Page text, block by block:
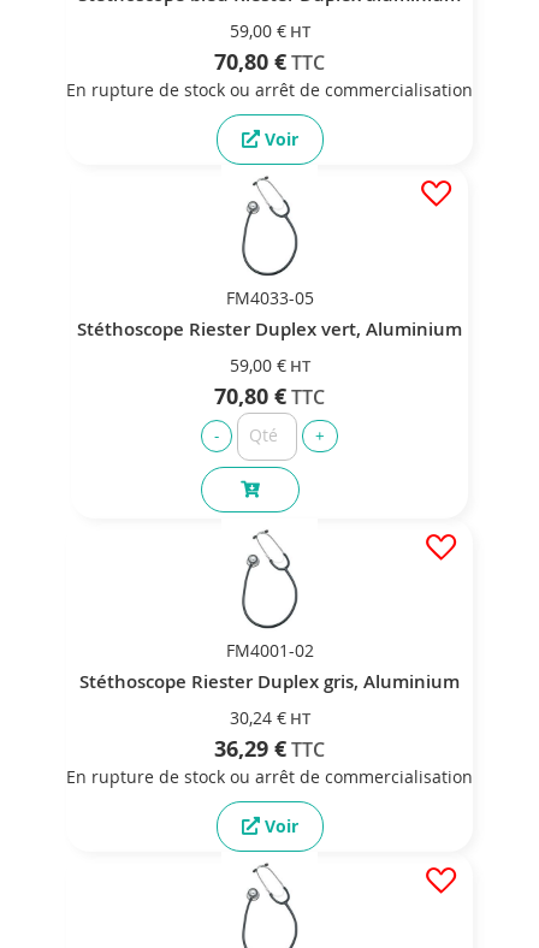
59,00 €
70,80 €
En rupture de stock ou arrêt de commercialisation
Voir
FM4033-05
Stéthoscope Riester Duplex vert, Aluminium
59,00 €
70,80 €
FM4001-02
Stéthoscope Riester Duplex gris, Aluminium
30,24 €
36,29 €
En rupture de stock ou arrêt de commercialisation
Voir